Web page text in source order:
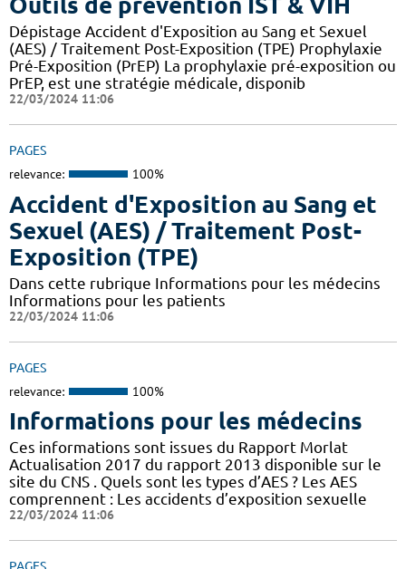
Dépistage Accident d'Exposition au Sang et Sexuel
(AES) / Traitement Post-Exposition (TPE) Prophylaxie
Pré-Exposition (PrEP) La prophylaxie pré-exposition ou
PrEP, est une stratégie médicale, disponib
22/03/2024 11:06
PAGES
relevance: 100%
Accident d'Exposition au Sang et
Sexuel (AES) / Traitement Post-
Exposition (TPE)
Dans cette rubrique Informations pour les médecins
Informations pour les patients
22/03/2024 11:06
PAGES
relevance: 100%
Informations pour les médecins
Ces informations sont issues du Rapport Morlat
Actualisation 2017 du rapport 2013 disponible sur le
site du CNS . Quels sont les types d’AES ? Les AES
comprennent : Les accidents d’exposition sexuelle
22/03/2024 11:06